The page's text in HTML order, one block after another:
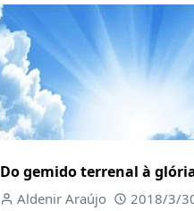
Do gemido terrenal à
Aldenir Araújo 2018/3/